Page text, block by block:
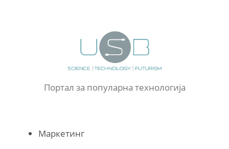
Портал за популарна технологија
Маркетинг